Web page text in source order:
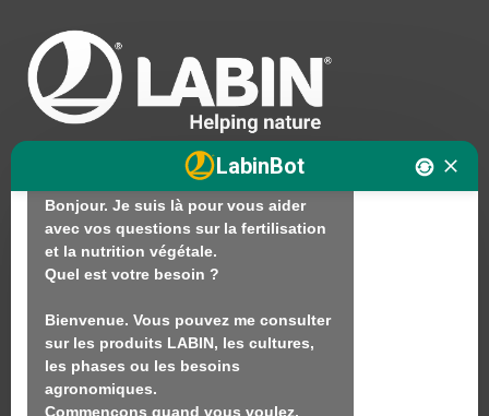
Nous
Produits
Durabilité
Contact
LabinBot
Bonjour. Je suis LABINbot, l'assistant
technique en nutrition végétale de
En quoi puis-je vous aider ?
Bonjour. Je suis là pour vous aider
avec vos questions sur la fertilisation
et la nutrition végétale.
Quel est votre besoin ?
Bienvenue. Vous pouvez me consulter
sur les produits LABIN, les cultures,
les phases ou les besoins
agronomiques.
Commençons quand vous voulez.